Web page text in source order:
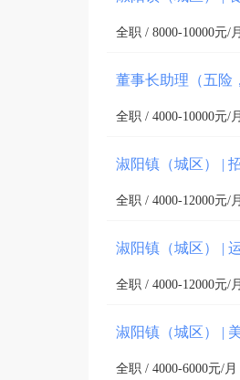
全职 / 8000-10000元/
董事长助理（五险
全职 / 4000-10000元/
淑阳镇（城区） |
全职 / 4000-12000元/
淑阳镇（城区） |
全职 / 4000-12000元/
淑阳镇（城区） |
全职 / 4000-6000元/